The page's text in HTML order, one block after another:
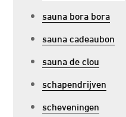
sauna bora bora
sauna cadeaubon
sauna de clou
schapendrijven
scheveningen